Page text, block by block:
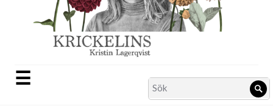
☰
Search
for: